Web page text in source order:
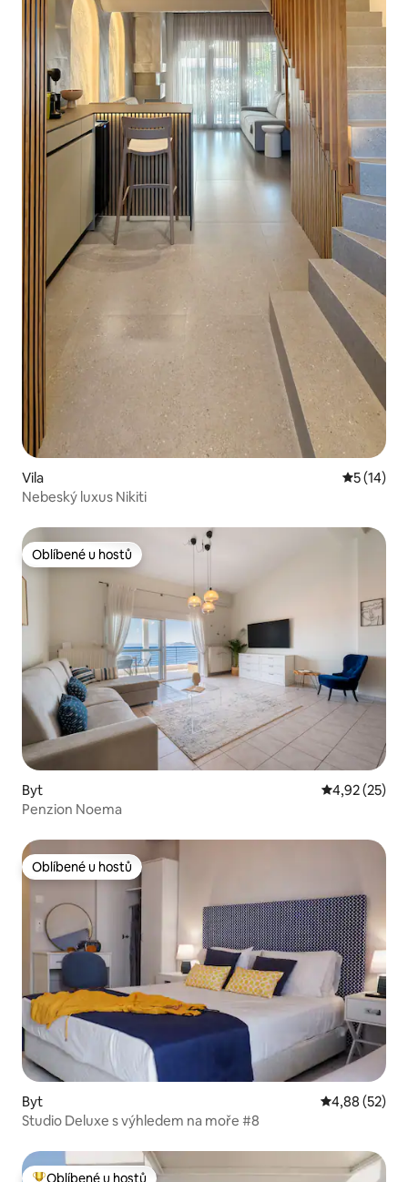
Vila Průměrné
5 (14)
Nebeský luxus Nikiti
Oblíbené u hostů
Oblíbené u hostů
Byt Průměrné
4,92 (25)
Penzion Noema
Oblíbené u hostů
Oblíbené u hostů
Byt Průměrné
4,88 (52)
Studio Deluxe s výhledem na moře #8